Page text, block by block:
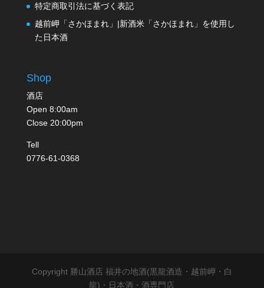
特定商取引法に基づく表記
越前岬「さかほまれ」|新酒米「さかほまれ」を使用し
た日本酒
Shop
酒店
Open 8:00am
Close 20:00pm
Tell
0776-61-0368
Copyright 勝山酒店 福井の地酒(黒龍酒造・越前岬・白
龍)・日本酒・酒専門店